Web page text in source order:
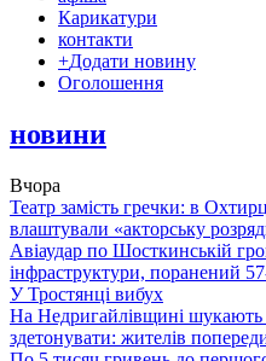
Карикатури
контакти
+Додати новину
Оголошення
новини
Вчора
Театр замість гречки: в
влаштували «акторську
Авіаудар по Шосткинській
інфраструктури, поранений
У Тростянці вибух
На Недригайлівщині
здетонувати: жителів